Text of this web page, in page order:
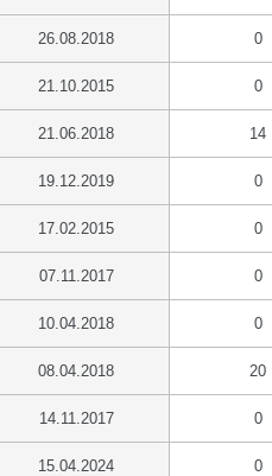
26.08.2018 0
21.10.2015 0
21.06.2018 14
19.12.2019 0
17.02.2015 0
07.11.2017 0
10.04.2018 0
08.04.2018 20
14.11.2017 0
15.04.2024 0